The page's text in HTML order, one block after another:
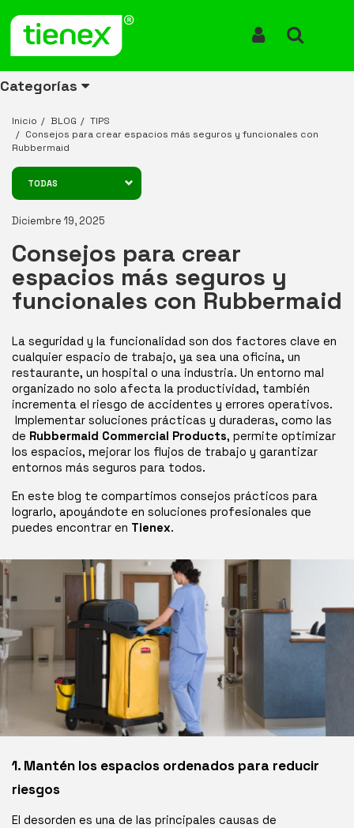
Categorías
ENTÉRATE DE TODO
Inicio BLOG
TIPS
Consejos para crear espacios más seguros y funcionales con
Rubbermaid
TODAS
Diciembre 19, 2025
Consejos para crear
espacios más seguros y
funcionales con Rubbermaid
La seguridad y la funcionalidad son dos factores clave en
cualquier espacio de trabajo, ya sea una oficina, un
restaurante, un hospital o una industria. Un entorno mal
organizado no solo afecta la productividad, también
incrementa el riesgo de accidentes y errores operativos.
de Rubbermaid Commercial Products, permite optimizar
los espacios, mejorar los flujos de trabajo y garantizar
entornos más seguros para todos.
En este blog te compartimos consejos prácticos para
lograrlo, apoyándote en soluciones profesionales que
puedes encontrar en Tienex.
1. Mantén los espacios ordenados para reducir
riesgos
El desorden es una de las principales causas de
productos
ENERGÍA
productos
CANECAS
RECICLAJE
productos
RUBBERMAID
productos
EQUIPOS
LIMPIEZA
productos
MANEJO
MATERIALES
productos
AIRE
productos
ACCESORIOS
BAÑOS